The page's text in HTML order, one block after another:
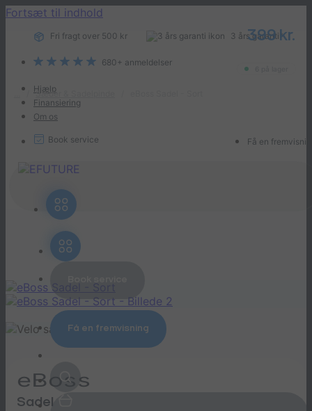
Sæder & Sadelpinde
Fortsæt til indhold
Fri fragt over 500 kr 3 års garanti*
680+ anmeldelser
Hjælp
Finansiering
Om os
Book service Få en
Få en fremvisning
eBoss
Sadel
399kr.